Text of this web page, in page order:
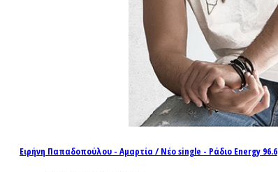
Ειρήνη Παπαδοπούλου - Αμαρτία / Νέο single - Ράδιο Energy 96.6